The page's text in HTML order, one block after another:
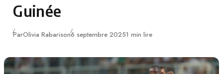
Guinée
ParOlivia RabarisonPublié
6 septembre 20251 min lire